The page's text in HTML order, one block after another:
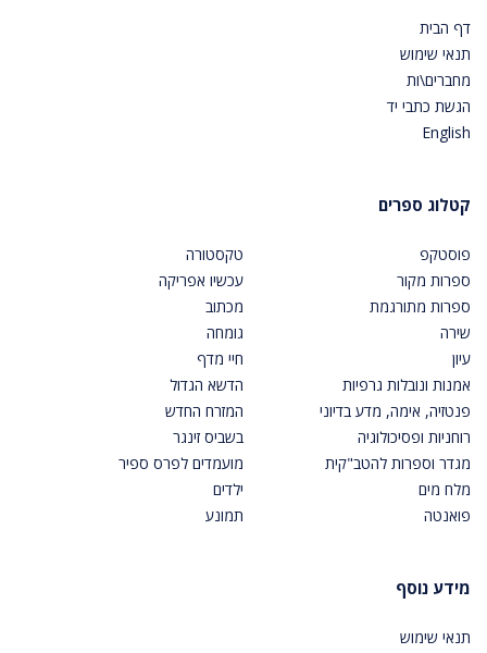
דף הבית
תנאי שימוש
מחברים\ות
הגשת כתבי יד
English
קטלוג ספרים
פוסטקפ
ספרות מקור
ספרות מתורגמת
שירה
עיון
אמנות ונובלות גרפיות
פנטזיה, אימה, מדע בדיוני
רוחניות ופסיכולוגיה
מגדר וספרות להטב"קית
מלח מים
פואנטה
טקסטורה
עכשיו אפריקה
מכתוב
גומחה
חיי מדף
הדשא הגדול
המזרח החדש
בשביס זינגר
מועמדים לפרס ספיר
ילדים
תמונע
מידע נוסף
תנאי שימוש